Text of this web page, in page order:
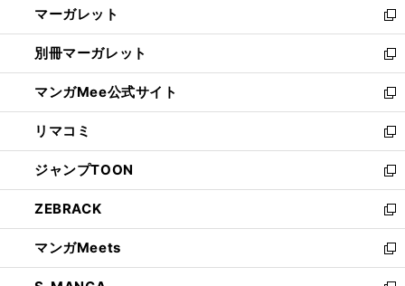
く
で
開
く
ド
ウ
で
開
く
い
ウ
ィ
ン
ド
ウ
で
開
く
マーガレット
新
し
い
ウ
ィ
ン
ド
ウ
で
開
く
別冊マーガレット
新
し
い
ウ
ィ
ン
ド
ウ
で
開
く
マンガMee公式サイト
新
し
い
ウ
ィ
ン
ド
ウ
で
開
リマコミ
新
し
い
ウ
ィ
ン
ド
ウ
ジャンプTOON
新
し
い
ウ
ィ
ン
ZEBRACK
新
し
い
ウ
マンガMeets
新
し